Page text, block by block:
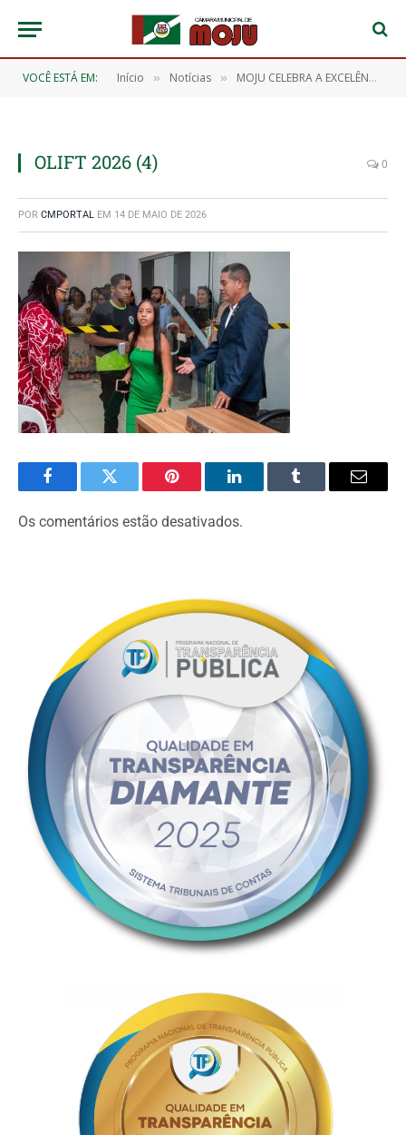
VOCÊ ESTÁ EM: Início » Notícias » MOJU CELEBRA A EXCELÊNCIA DOS NOSSOS ESTUDANTES! 🎖️📖
OLIFT 2026 (4) 0
POR CMPORTAL EM 14 DE MAIO DE 2026
FacebookTwitter Pinterest O
LinkedIn
Tumblr
E-
Os comentários estão desativados.